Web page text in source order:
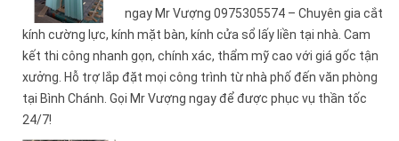
ngay Mr Vượng 0975305574 – Chuyên gia cắt
kính cường lực, kính mặt bàn, kính cửa sổ lấy liền tại nhà. Cam
kết thi công nhanh gọn, chính xác, thẩm mỹ cao với giá gốc tận
xưởng. Hỗ trợ lắp đặt mọi công trình từ nhà phố đến văn phòng
tại Bình Chánh. Gọi Mr Vượng ngay để được phục vụ thần tốc
24/7!